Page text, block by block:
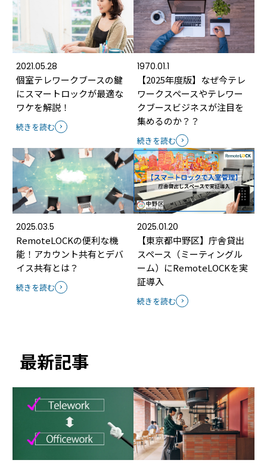
2021.05.28
個室テレワークブースの鍵
にスマートロックが最適な
ワケを解説！
続きを読む
1970.01.1
【2025年度版】なぜ今テレ
ワークスペースやテレワー
クブースビジネスが注目を
集めるのか？？
続きを読む
2025.03.5
RemoteLOCKの便利な機
能！アカウント共有とデバ
イス共有とは？
続きを読む
2025.01.20
【東京都中野区】庁舎貸出
スペース（ミーティングル
ーム）にRemoteLOCKを実
証導入
続きを読む
最新記事